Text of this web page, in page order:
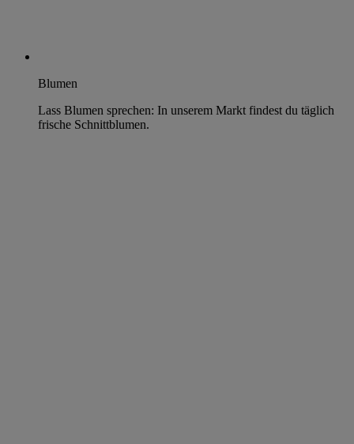
Blumen
Lass Blumen sprechen: In unserem Markt findest du täglich
frische Schnittblumen.